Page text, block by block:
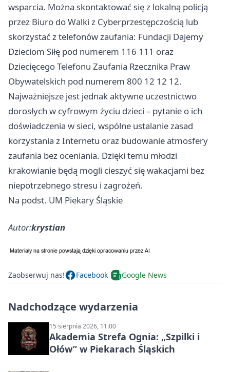
wsparcia. Można skontaktować się z lokalną policją
przez Biuro do Walki z Cyberprzestępczością lub
skorzystać z telefonów zaufania: Fundacji Dajemy
Dzieciom Siłę pod numerem 116 111 oraz
Dziecięcego Telefonu Zaufania Rzecznika Praw
Obywatelskich pod numerem 800 12 12 12.
Najważniejsze jest jednak aktywne uczestnictwo
dorosłych w cyfrowym życiu dzieci – pytanie o ich
doświadczenia w sieci, wspólne ustalanie zasad
korzystania z Internetu oraz budowanie atmosfery
zaufania bez oceniania. Dzięki temu młodzi
krakowianie będą mogli cieszyć się wakacjami bez
niepotrzebnego stresu i zagrożeń.
Na podst. UM Piekary Śląskie
Autor:krystian
Zaobserwuj nas! Facebook Google News
Nadchodzące wydarzenia
15 sierpnia 2026, 11:00
Akademia Strefa Ognia: „Szpilki i
Ołów” w Piekarach Śląskich